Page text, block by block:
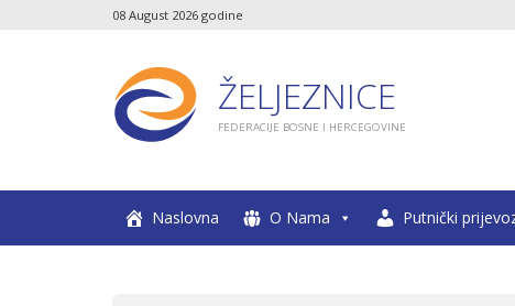
08 August 2026 godine
ŽELJEZNICE
FEDERACIJE BOSNE I HERCEGOVINE
Naslovna O Nama Putnički